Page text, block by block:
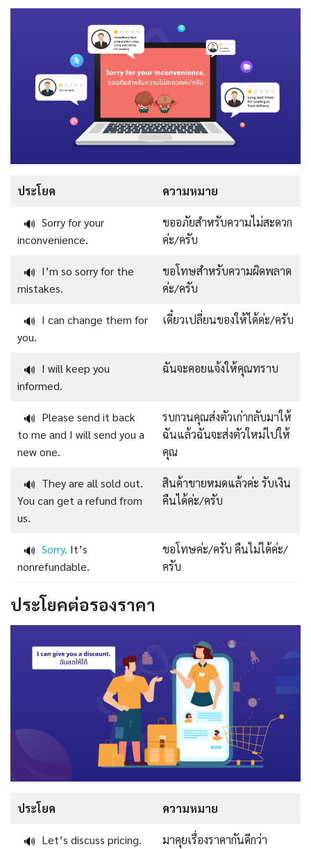
ประโยค ความหมาย
🔊 Sorry for your
inconvenience.
ขออภัยสำหรับความไม่สะดวก
ค่ะ/ครับ
🔊 I’m so sorry for the
mistakes.
ขอโทษสำหรับความผิดพลาด
ค่ะ/ครับ
🔊 I can change them for
you.
เดี๋ยวเปลี่ยนของให้ได้ค่ะ/ครับ
🔊 I will keep you
informed.
ฉันจะคอยแจ้งให้คุณทราบ
🔊 Please send it back
to me and I will send you a
new one.
รบกวนคุณส่งตัวเก่ากลับมาให้
ฉันแล้วฉันจะส่งตัวใหม่ไปให้
คุณ
🔊 They are all sold out.
You can get a refund from
us.
สินค้าขายหมดแล้วค่ะ รับเงิน
คืนได้ค่ะ/ครับ
🔊 Sorry. It’s
nonrefundable.
ขอโทษค่ะ/ครับ คืนไม่ได้ค่ะ/
ครับ
ประโยคต่อรองราคา
ประโยค ความหมาย
🔊 Let’s discuss pricing. มาคุยเรื่องราคากันดีกว่า